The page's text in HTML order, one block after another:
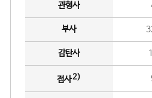
관형사
부사
감탄사
접사2)